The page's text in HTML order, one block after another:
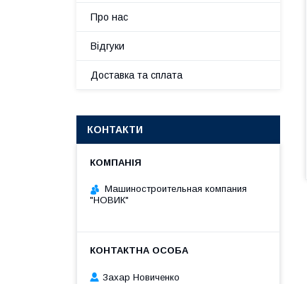
Про нас
Відгуки
Доставка та сплата
КОНТАКТИ
Машиностроительная компания
"НОВИК"
Захар Новиченко